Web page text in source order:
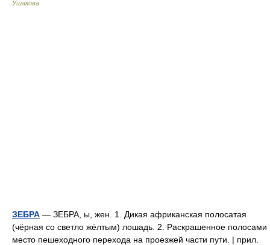
Ушакова
ЗЕБРА — ЗЕБРА, ы, жен. 1. Дикая африканская полосатая
(чёрная со светло жёлтым) лошадь. 2. Раскрашенное полосами
место пешеходного перехода на проезжей части пути. | прил.